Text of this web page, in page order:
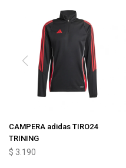
CAMPERA adidas TIRO24
TRINING
$ 3.190